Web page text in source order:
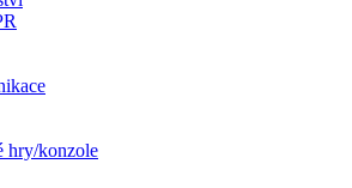
hry/konzole